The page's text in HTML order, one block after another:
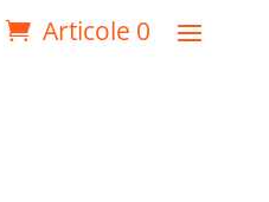
Articole 0